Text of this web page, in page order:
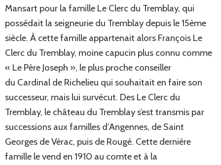
Mansart pour la famille Le Clerc du Tremblay, qui
possédait la seigneurie du Tremblay depuis le 15ème
siècle. À cette famille appartenait alors François Le
Clerc du Tremblay, moine capucin plus connu comme
« Le Père Joseph », le plus proche conseiller
du Cardinal de Richelieu qui souhaitait en faire son
successeur, mais lui survécut. Des Le Clerc du
Tremblay, le château du Tremblay s’est transmis par
successions aux familles d’Angennes, de Saint
Georges de Vérac, puis de Rougé. Cette dernière
famille le vend en 1910 au comte et à la